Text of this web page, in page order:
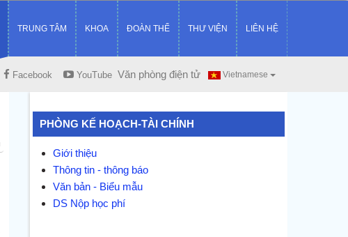
TRUNG TÂM KHOA ĐOÀN THỂ THƯ VIỆN LIÊN HỆ
Vietnamese
Facebook YouTube Văn phòng điện tử
PHÒNG KẾ HOẠCH-TÀI CHÍNH
Giới thiệu
Thông tin - thông báo
Văn bản - Biểu mẫu
DS Nộp học phí